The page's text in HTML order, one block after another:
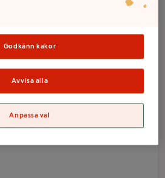
10cm
variera mellan butikerna
Godkänn kakor
Avvisa alla
Anpassa val